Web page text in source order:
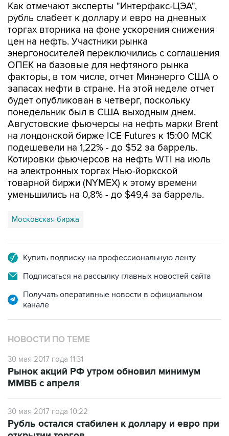
Как отмечают эксперты "Интерфакс-ЦЭА",
рубль слабеет к доллару и евро на дневных
торгах вторника на фоне ускорения снижения
цен на нефть. Участники рынка
энергоносителей переключились с соглашения
ОПЕК на базовые для нефтяного рынка
факторы, в том числе, отчет Минэнерго США о
запасах нефти в стране. На этой неделе отчет
будет опубликован в четверг, поскольку
понедельник был в США выходным днем.
Августовские фьючерсы на нефть марки Brent
на лондонской бирже ICE Futures к 15:00 МСК
подешевели на 1,22% - до $52 за баррель.
Котировки фьючерсов на нефть WTI на июль
на электронных торгах Нью-йоркской
товарной биржи (NYMEX) к этому времени
уменьшились на 0,8% - до $49,4 за баррель.
Московская биржа
Купить подписку на профессиональную ленту
Подписаться на рассылку главных новостей сайта
Получать оперативные новости в официальном
канале
НОВОСТИ ПО ТЕМЕ
30 мая 2017 года 11:31
Рынок акций РФ утром обновил минимум
ММВБ с апреля
30 мая 2017 года 10:22
Рубль остался стабилен к доллару и евро при